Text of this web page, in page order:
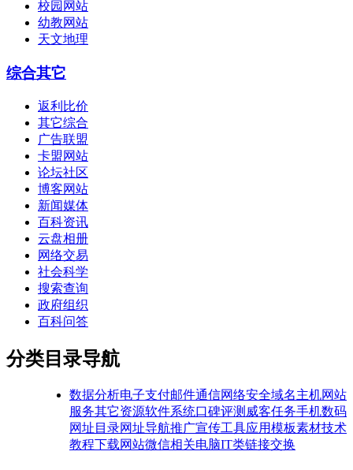
校园网站
幼教网站
天文地理
综合其它
返利比价
其它综合
广告联盟
卡盟网站
论坛社区
博客网站
新闻媒体
百科资讯
云盘相册
网络交易
社会科学
搜索查询
政府组织
百科问答
分类目录导航
数据分析电子支付邮件通信网络安全域名主机网站
服务其它资源软件系统口碑评测 威客任务手机数码
网址目录网址导航推广宣传工具应用模板素材技术
教程下载网站微信相关电脑IT类链接交换